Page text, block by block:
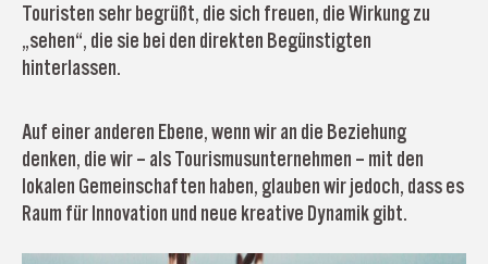
Touristen sehr begrüßt, die sich freuen, die Wirkung zu
„sehen“, die sie bei den direkten Begünstigten
hinterlassen.
Auf einer anderen Ebene, wenn wir an die Beziehung
denken, die wir – als Tourismusunternehmen – mit den
lokalen Gemeinschaften haben, glauben wir jedoch, dass es
Raum für Innovation und neue kreative Dynamik gibt.